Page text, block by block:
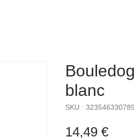
blanc
SKU :
14,49 €Prix